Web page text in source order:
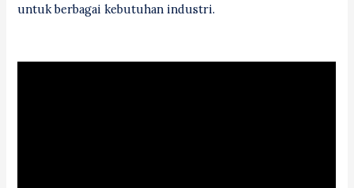
untuk berbagai kebutuhan industri.